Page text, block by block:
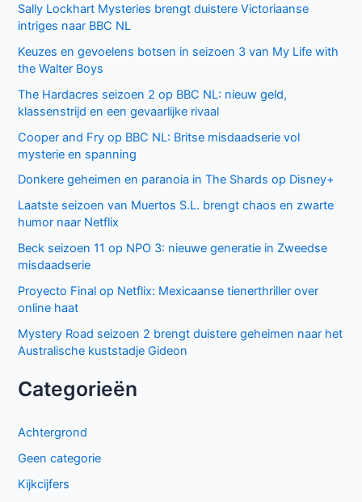
Sally Lockhart Mysteries brengt duistere Victoriaanse
intriges naar BBC NL
Keuzes en gevoelens botsen in seizoen 3 van My Life with
the Walter Boys
The Hardacres seizoen 2 op BBC NL: nieuw geld,
klassenstrijd en een gevaarlijke rivaal
Cooper and Fry op BBC NL: Britse misdaadserie vol
mysterie en spanning
Donkere geheimen en paranoia in The Shards op Disney+
Laatste seizoen van Muertos S.L. brengt chaos en zwarte
humor naar Netflix
Beck seizoen 11 op NPO 3: nieuwe generatie in Zweedse
misdaadserie
Proyecto Final op Netflix: Mexicaanse tienerthriller over
online haat
Mystery Road seizoen 2 brengt duistere geheimen naar het
Australische kuststadje Gideon
Categorieën
Achtergrond
Geen categorie
Kijkcijfers